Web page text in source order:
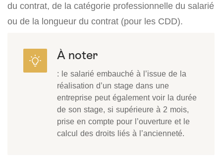
du contrat, de la catégorie professionnelle du salarié
ou de la longueur du contrat (pour les CDD).
À noter
: le salarié embauché à l’issue de la
réalisation d’un stage dans une
entreprise peut également voir la durée
de son stage, si supérieure à 2 mois,
prise en compte pour l’ouverture et le
calcul des droits liés à l’ancienneté.